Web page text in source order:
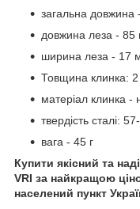
загальна
довжина леза - 85
ширина леза - 17
Товщина клинка:
матеріал клинка -
твердість сталі:
вага - 45 г
Купити якісний та
VRI за найкращою
населений пункт